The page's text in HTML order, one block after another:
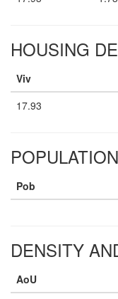
HOUSING
Viv
17.93
Pob
DENSITY
AoU